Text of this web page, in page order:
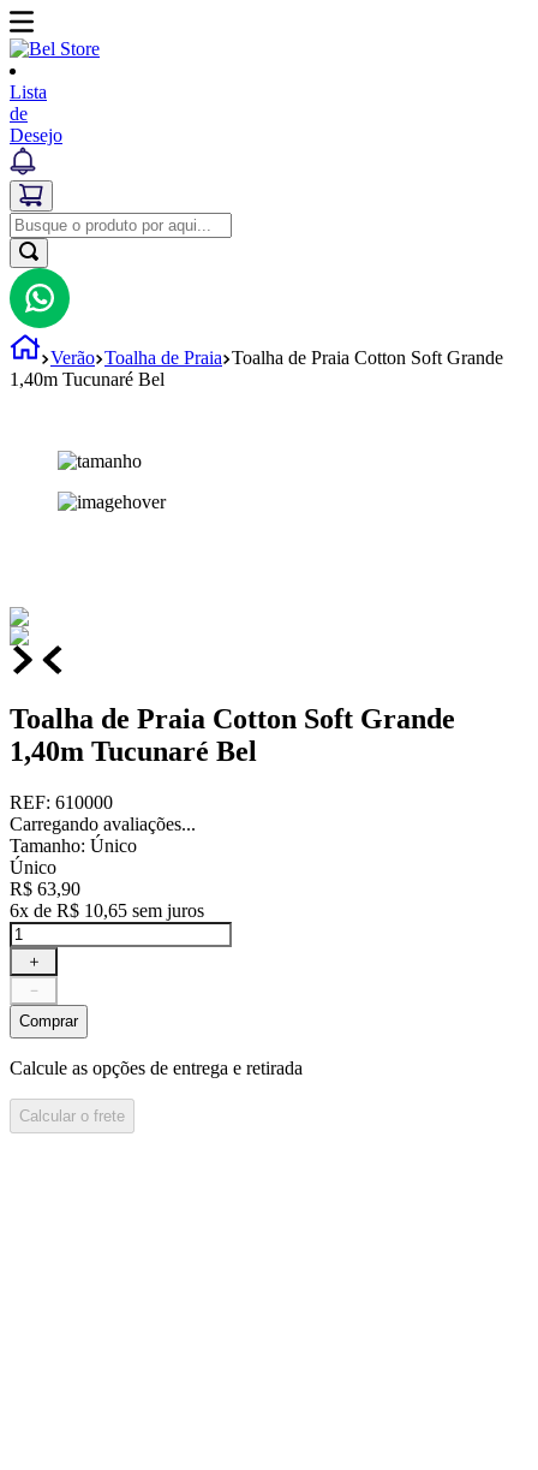
Lista
de
Desejo
Verão Toalha de Praia Toalha de Praia Cotton Soft Grande
1,40m Tucunaré Bel
Toalha de Praia Cotton Soft Grande
1,40m Tucunaré Bel
REF: 610000
Carregando avaliações...
Tamanho: Único
Único
R$ 63,90
6x de R$ 10,65 sem juros
＋
－
Comprar
Calcule as opções de entrega e retirada
Calcular o frete